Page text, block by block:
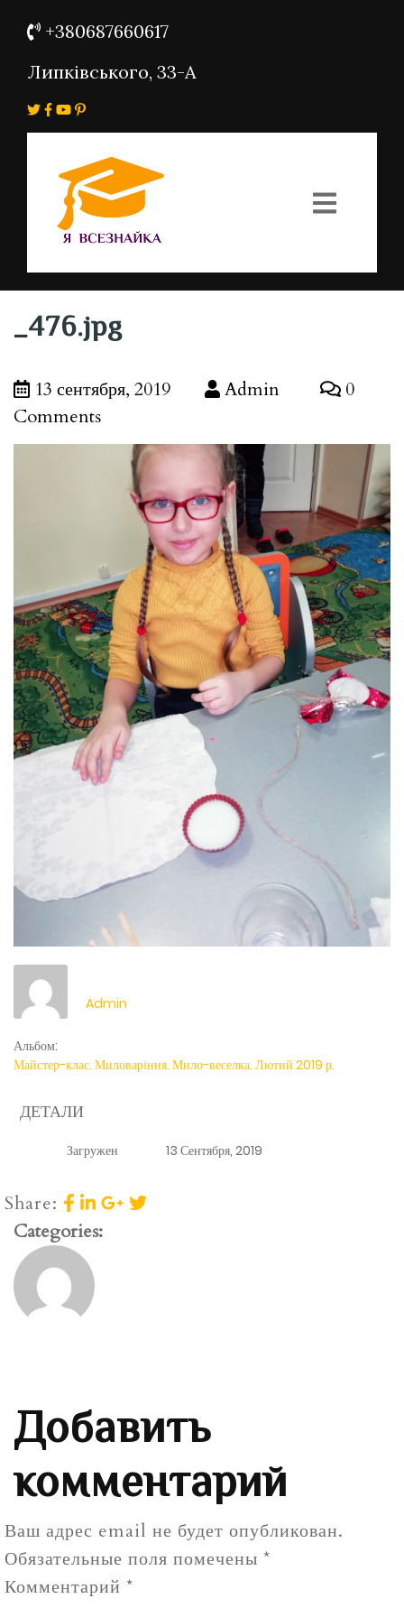
+380687660617
Липківського, 33-А
_476.jpg
13 сентября, 2019 Admin
0
Comments
Admin
Альбом:
Майстер-клас. Миловаріння. Мило-веселка. Лютий 2019 р.
ДЕТАЛИ
Загружен 13 Сентября, 2019
Share:
Categories:
Добавить
комментарий
Ваш адрес email не будет опубликован.
Обязательные поля помечены *
Комментарий *